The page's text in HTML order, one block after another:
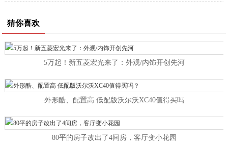
猜你喜欢
5万起！新五菱宏光来了：外观/内饰开创先河
外形酷、配置高 低配版沃尔沃XC40值得买吗
80平的房子改出了4间房，客厅变小花园